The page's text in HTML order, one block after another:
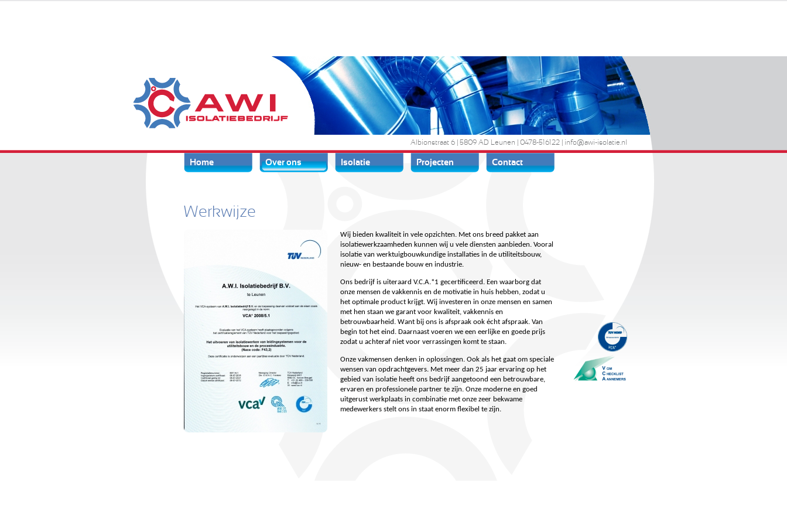
AWI Isolatiebedrijf
Albionstraat 6 | 5809 AD Leunen | 0478-516122 | info@awi-isolatie.nl
Home Over ons Isolatie Projecten Contact
Werkwijze
Wij bieden kwaliteit in vele opzichten. Met ons breed pakket aan
isolatiewerkzaamheden kunnen wij u vele diensten aanbieden. Vooral
isolatie van werktuigbouwkundige installaties in de utiliteitsbouw,
nieuw- en bestaande bouw en industrie.
Ons bedrijf is uiteraard V.C.A.*1 gecertificeerd. Een waarborg dat
onze mensen de vakkennis en de motivatie in huis hebben, zodat u
het optimale product krijgt. Wij investeren in onze mensen en samen
met hen staan we garant voor kwaliteit, vakkennis en
betrouwbaarheid. Want bij ons is afspraak ook écht afspraak. Van
begin tot het eind. Daarnaast voeren we een eerlijke en goede prijs
zodat u achteraf niet voor verrassingen komt te staan.
Onze vakmensen denken in oplossingen. Ook als het gaat om speciale
wensen van opdrachtgevers. Met meer dan 25 jaar ervaring op het
gebied van isolatie heeft ons bedrijf aangetoond een betrouwbare,
ervaren en professionele partner te zijn. Onze moderne en goed
uitgerust werkplaats in combinatie met onze zeer bekwame
medewerkers stelt ons in staat enorm flexibel te zijn.